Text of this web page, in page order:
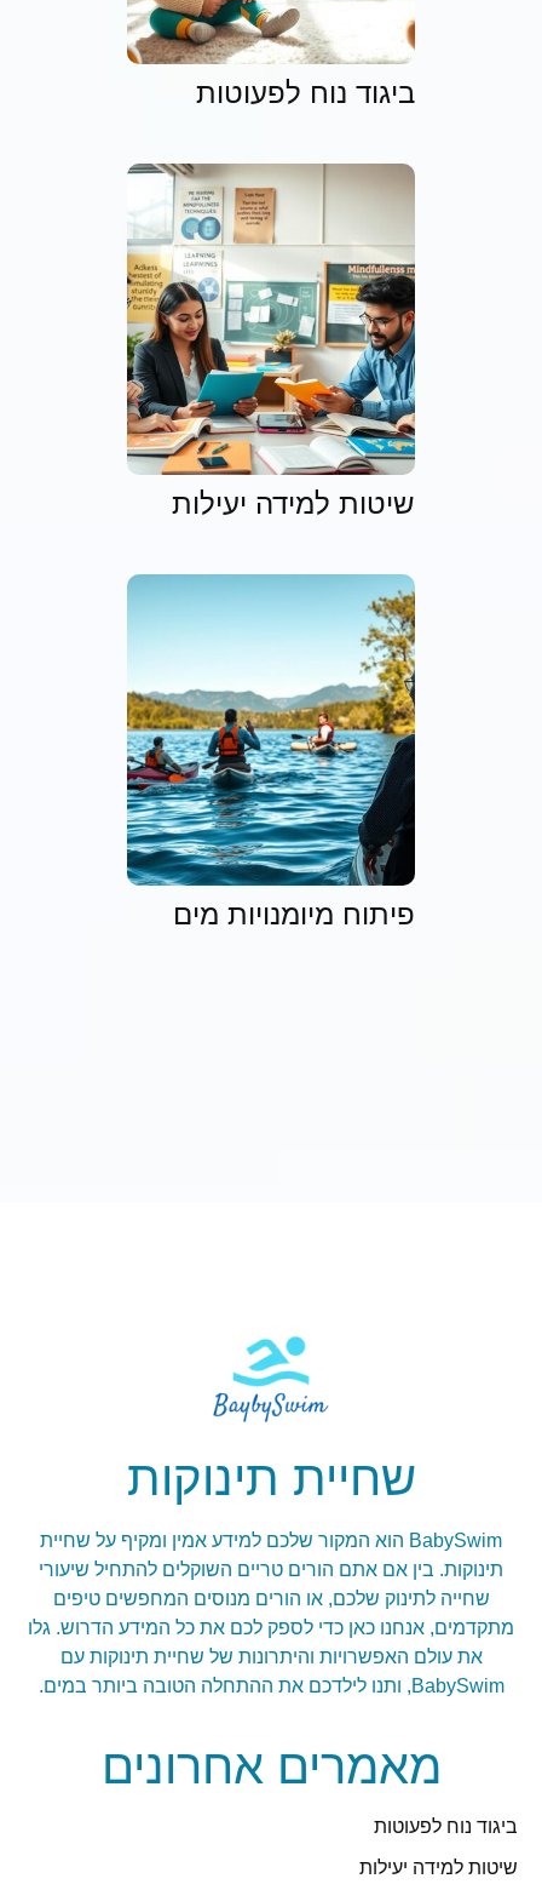
ביגוד נוח לפעוטות
שיטות למידה יעילות
פיתוח מיומנויות מים
שחיית תינוקות
BabySwim הוא המקור שלכם למידע אמין ומקיף על שחיית
תינוקות. בין אם אתם הורים טריים השוקלים להתחיל שיעורי
שחייה לתינוק שלכם, או הורים מנוסים המחפשים טיפים
מתקדמים, אנחנו כאן כדי לספק לכם את כל המידע הדרוש. גלו
את עולם האפשרויות והיתרונות של שחיית תינוקות עם
BabySwim, ותנו לילדכם את ההתחלה הטובה ביותר במים.
מאמרים אחרונים
ביגוד נוח לפעוטות
שיטות למידה יעילות